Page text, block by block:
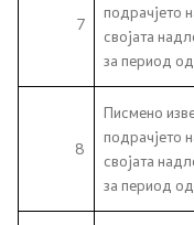
Канцеларија на
Медија центар
Отворена Влада
7
подрачјето
својата
за период
8
Писмено
подрачјето
својата
за период